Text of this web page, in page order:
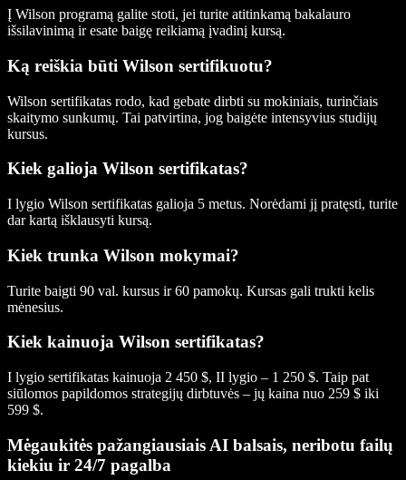
Į Wilson programą galite stoti, jei turite atitinkamą bakalauro
išsilavinimą ir esate baigę reikiamą įvadinį kursą.
Ką reiškia būti Wilson sertifikuotu?
Wilson sertifikatas rodo, kad gebate dirbti su mokiniais, turinčiais
skaitymo sunkumų. Tai patvirtina, jog baigėte intensyvius studijų
kursus.
Kiek galioja Wilson sertifikatas?
I lygio Wilson sertifikatas galioja 5 metus. Norėdami jį pratęsti, turite
dar kartą išklausyti kursą.
Kiek trunka Wilson mokymai?
Turite baigti 90 val. kursus ir 60 pamokų. Kursas gali trukti kelis
mėnesius.
Kiek kainuoja Wilson sertifikatas?
I lygio sertifikatas kainuoja 2 450 $, II lygio – 1 250 $. Taip pat
siūlomos papildomos strategijų dirbtuvės – jų kaina nuo 259 $ iki
599 $.
Mėgaukitės pažangiausiais AI balsais, neribotu failų
kiekiu ir 24/7 pagalba